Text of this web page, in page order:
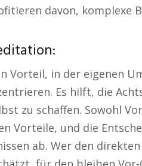
davon, komplexe
Vorteil, in der eigenen
Es hilft, die
zu schaffen. Sowohl
Vorteile, und die
ab. Wer den